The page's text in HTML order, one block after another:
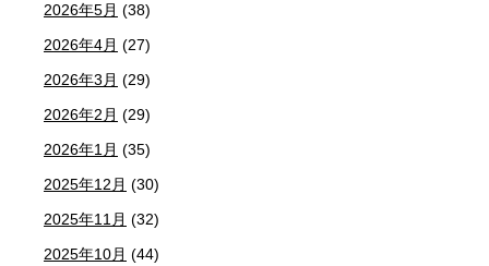
2026年5月 (38)
2026年4月 (27)
2026年3月 (29)
2026年2月 (29)
2026年1月 (35)
2025年12月 (30)
2025年11月 (32)
2025年10月 (44)